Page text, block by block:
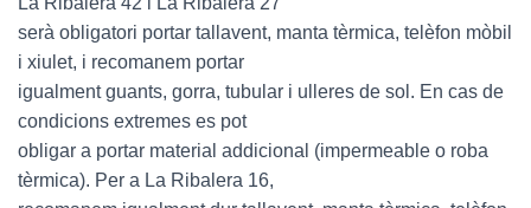
serà obligatori portar tallavent, manta tèrmica, telèfon mòbil
i xiulet, i recomanem portar
igualment guants, gorra, tubular i ulleres de sol. En cas de
condicions extremes es pot
obligar a portar material addicional (impermeable o roba
tèrmica). Per a La Ribalera 16,